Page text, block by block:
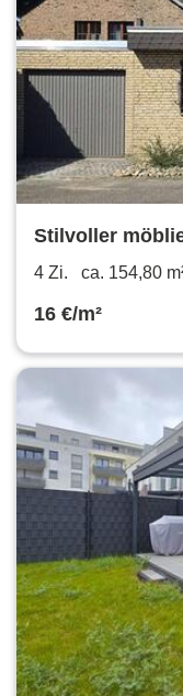
Stilvoller
Garten
4 Zi. ca. 154,80
16 €/m²